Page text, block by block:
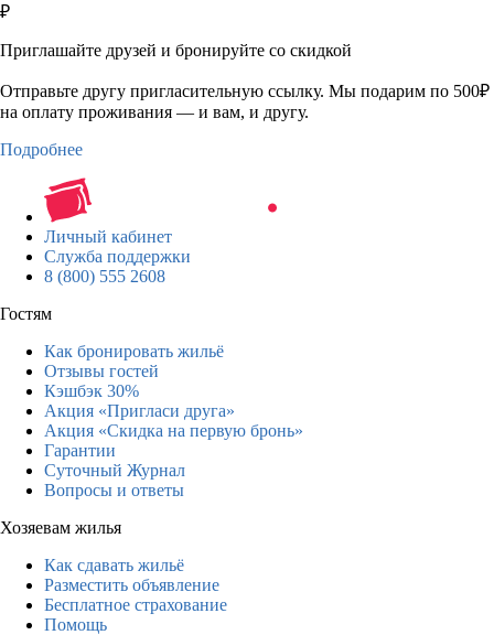
₽
Приглашайте друзей и бронируйте со скидкой
Отправьте другу пригласительную ссылку. Мы подарим по 500₽
на оплату проживания — и вам, и другу.
Подробнее
Личный кабинет
Служба поддержки
8 (800) 555 2608
Гостям
Как бронировать жильё
Отзывы гостей
Кэшбэк 30%
Акция «Пригласи друга»
Акция «Скидка на первую бронь»
Гарантии
Суточный Журнал
Вопросы и ответы
Хозяевам жилья
Как сдавать жильё
Разместить объявление
Бесплатное страхование
Помощь